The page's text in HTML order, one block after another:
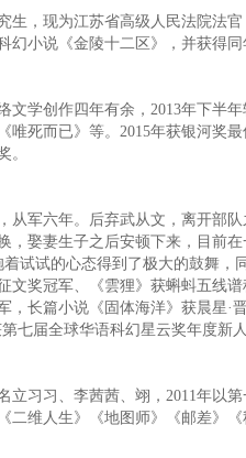
，现为江苏省高级人民法院法官
小说《金陵十二区》，并获得同
学创作四年有余，2013年下半年
死而已》等。2015年获银河奖
。
军六年。后弃武从文，离开部队
娶妻生子之后安顿下来，目前
试试的心态得到了极大的鼓舞，
奖冠军、《雲狸》获蝌蚪五线
长篇小说《固体海洋》获晨星·
七届全球华语科幻星云奖年度新人
习、李茜茜、翊，2011年以第
维人生》《地图师》《邮差》《